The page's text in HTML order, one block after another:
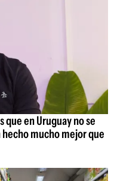
que en Uruguay no se
mucho mejor que